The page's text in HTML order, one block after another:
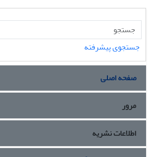
جستجوی پیشرفته
صفحه اصلی
مرور
اطلاعات نشریه